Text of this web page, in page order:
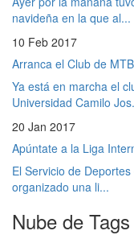
navideña en la que al...
10 Feb 2017
Arranca el Club de
Ya está en marcha el
Universidad Camilo
20 Jan 2017
Apúntate a la Liga
El Servicio de
organizado una li...
Nube de Tags